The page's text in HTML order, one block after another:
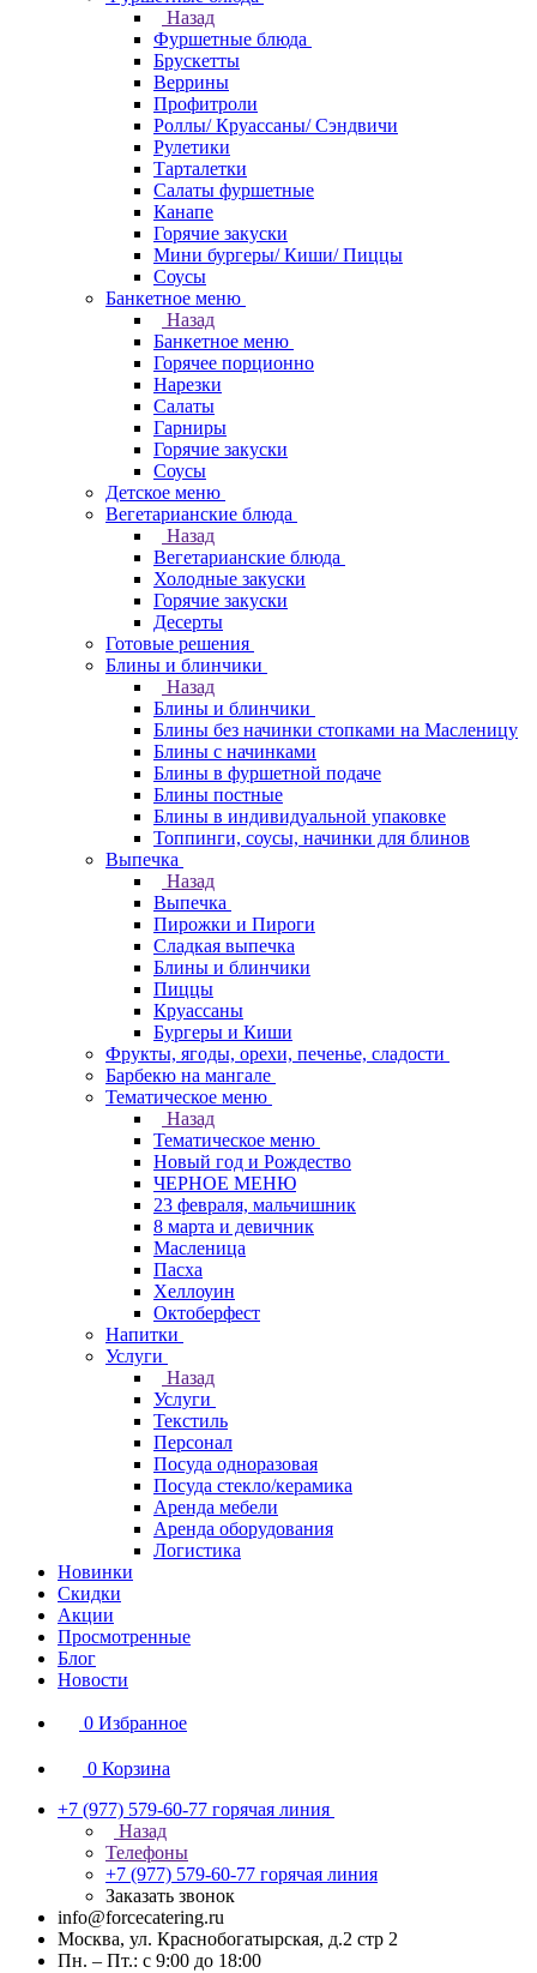
Назад
Фуршетные блюда
Брускетты
Веррины
Профитроли
Роллы/ Круассаны/ Сэндвичи
Рулетики
Тарталетки
Салаты фуршетные
Канапе
Горячие закуски
Мини бургеры/ Киши/ Пиццы
Соусы
Банкетное меню
Назад
Банкетное меню
Горячее порционно
Нарезки
Салаты
Гарниры
Горячие закуски
Соусы
Детское меню
Вегетарианские блюда
Назад
Вегетарианские блюда
Холодные закуски
Горячие закуски
Десерты
Готовые решения
Блины и блинчики
Назад
Блины и блинчики
Блины без начинки стопками на Масленицу
Блины с начинками
Блины в фуршетной подаче
Блины постные
Блины в индивидуальной упаковке
Топпинги, соусы, начинки для блинов
Выпечка
Назад
Выпечка
Пирожки и Пироги
Сладкая выпечка
Блины и блинчики
Пиццы
Круасcаны
Бургеры и Киши
Фрукты, ягоды, орехи, печенье, сладости
Барбекю на мангале
Тематическое меню
Назад
Тематическое меню
Новый год и Рождество
ЧЕРНОЕ МЕНЮ
23 февраля, мальчишник
8 марта и девичник
Масленица
Пасха
Хеллоуин
Октоберфест
Напитки
Услуги
Назад
Услуги
Текстиль
Персонал
Посуда одноразовая
Посуда стекло/керамика
Аренда мебели
Аренда оборудования
Логистика
Новинки
Скидки
Акции
Просмотренные
Блог
Новости
0 Избранное
0 Корзина
+7 (977) 579-60-77 горячая линия
Назад
Телефоны
+7 (977) 579-60-77 горячая линия
Заказать звонок
info@forcecatering.ru
Москва, ул. Краснобогатырская, д.2 стр 2
Пн. – Пт.: с 9:00 до 18:00